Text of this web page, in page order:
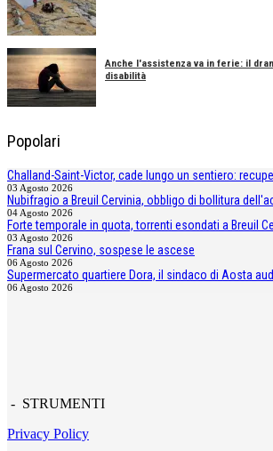
Anche l'assistenza va in ferie: il
disabilità
Popolari
Challand-Saint-Victor, cade lungo un sentiero:
03 Agosto 2026
Nubifragio a Breuil Cervinia, obbligo di bollitura
04 Agosto 2026
Forte temporale in quota, torrenti esondati a Breuil
03 Agosto 2026
Frana sul Cervino, sospese le ascese
06 Agosto 2026
Supermercato quartiere Dora, il sindaco di Aosta
06 Agosto 2026
- STRUMENTI
Privacy Policy